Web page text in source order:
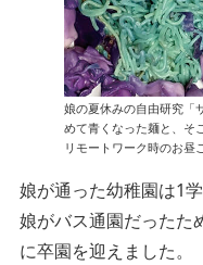
娘の夏休みの自由研究「
めて青くなった麺と、そ
リモートワーク時のお昼
娘が通った幼稚園は1
娘がバス通園だったた
に卒園を迎えました。